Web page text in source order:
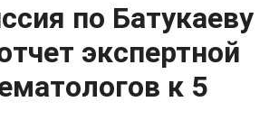
по Батукаеву
экспертной
к 5